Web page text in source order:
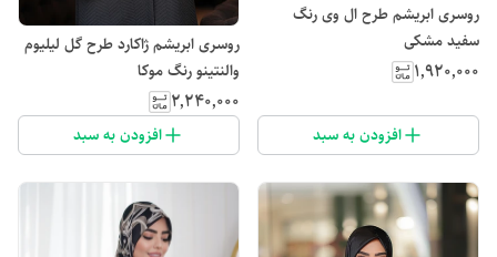
روسری ابریشم طرح ال وی رنگ
سفید مشکی
۱٬۹۲۰٬۰۰۰
افزودن به سبد
روسری ابریشم ژاکارد طرح گل لیلیوم
والنتینو رنگ موکا
۲٬۲۴۰٬۰۰۰
افزودن به سبد